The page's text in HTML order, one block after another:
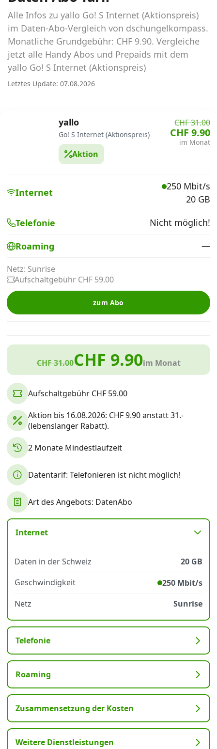
Abos für Tablets, Hotspots und Smart
Watches
Tarifrechner Handy-Abo
Der gute alte Tarifrechner im neuen Design
Infos
Mobilfunknetz Schweiz
Roaming-Tarife abfragen
Handy-Abo kündigen oder
Alle Mobile-Vergleiche
Kombi-Angebote
News
Forum
Über uns
Datenschutz
Alle Infos zu yallo Go! S Internet (Aktionspreis)
im Daten-Abo-Vergleich von dschungelkompass.
Monatliche Grundgebühr: CHF 9.90. Vergleiche
jetzt alle Handy Abos und Prepaids mit dem
yallo Go! S Internet (Aktionspreis)
Letztes Update: 07.08.2026
yallo
Go! S Internet (Aktionspreis)
Aktion
CHF 31.00
CHF 9.90
im Monat
Internet
250 Mbit/s
20 GB
Telefonie Nicht möglich!
Roaming —
Netz: Sunrise
Aufschaltgebühr CHF 59.00
zum Abo
CHF 31.00CHF 9.90im Monat
Aufschaltgebühr CHF 59.00
Aktion bis 16.08.2026: CHF 9.90 anstatt 31.-
(lebenslanger Rabatt).
2 Monate Mindestlaufzeit
Datentarif: Telefonieren ist nicht möglich!
Art des Angebots: DatenAbo
Internet
Daten in der Schweiz
20 GB
Geschwindigkeit
250 Mbit/s
Netz
Sunrise
Telefonie
Roaming
Zusammensetzung der Kosten
Weitere Dienstleistungen